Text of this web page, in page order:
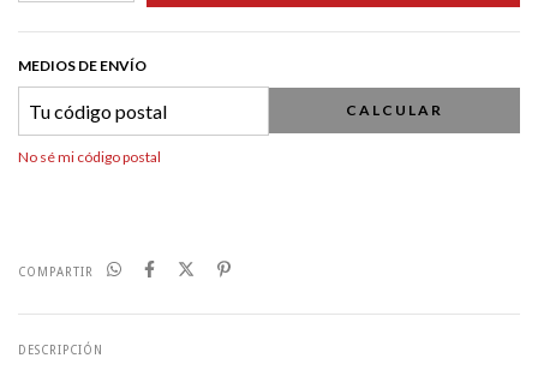
MEDIOS DE ENVÍO
CALCULAR
No sé mi código postal
COMPARTIR
DESCRIPCIÓN